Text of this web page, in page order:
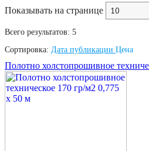
Показывать на странице
Всего результатов: 5
Сортировка: Дата публикации Цена
Полотно холстопрошивное